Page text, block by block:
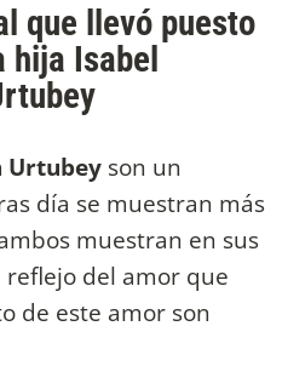
que llevó puesto
hija Isabel
Urtubey son un
día se muestran más
muestran en sus
reflejo del amor que
de este amor son